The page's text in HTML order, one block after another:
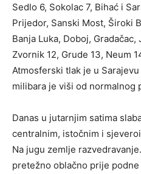
Sedlo 6, Sokolac 7, Bihać i
Prijedor, Sanski Most, Široki
Banja Luka, Doboj,
Zvornik 12, Grude 13, Neum
Atmosferski tlak je u
milibara je viši od normalnog
Danas u jutarnjim satima
centralnim, istočnim i
Na jugu zemlje
pretežno oblačno prije